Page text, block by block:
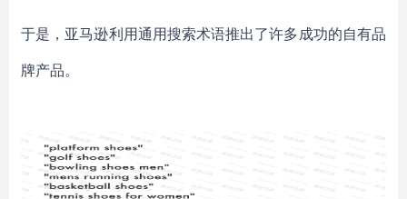
于是， 亚马逊利用通用搜索术语推出了许多成功的自有品
牌产品。